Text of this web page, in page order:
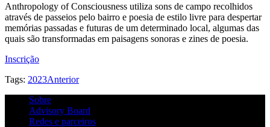
Anthropology of Consciousness utiliza sons de campo recolhidos
através de passeios pelo bairro e poesia de estilo livre para despertar
memórias passadas e futuras de um determinado local, algumas das
quais são transformadas em paisagens sonoras e zines de poesia.
Inscrição
Tags: 2023Anterior
Sobre
Advisory Board
Redes e parceiros